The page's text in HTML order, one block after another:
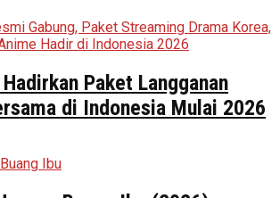
Paket Langganan
di Indonesia Mulai 2026